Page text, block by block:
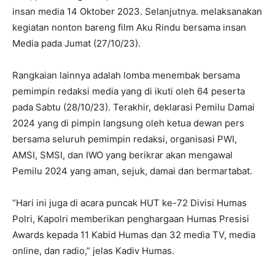
insan media 14 Oktober 2023. Selanjutnya. melaksanakan
kegiatan nonton bareng film Aku Rindu bersama insan
Media pada Jumat (27/10/23).
Rangkaian lainnya adalah lomba menembak bersama
pemimpin redaksi media yang di ikuti oleh 64 peserta
pada Sabtu (28/10/23). Terakhir, deklarasi Pemilu Damai
2024 yang di pimpin langsung oleh ketua dewan pers
bersama seluruh pemimpin redaksi, organisasi PWI,
AMSI, SMSI, dan IWO yang berikrar akan mengawal
Pemilu 2024 yang aman, sejuk, damai dan bermartabat.
“Hari ini juga di acara puncak HUT ke-72 Divisi Humas
Polri, Kapolri memberikan penghargaan Humas Presisi
Awards kepada 11 Kabid Humas dan 32 media TV, media
online, dan radio,” jelas Kadiv Humas.